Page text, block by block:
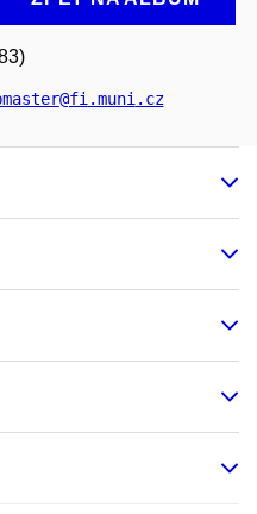
@fi.muni.cz